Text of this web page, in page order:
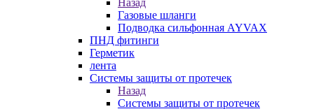
Назад
Газовые шланги
Подводка сильфонная AYVAX
ПНД фитинги
Герметик
лента
Системы защиты от протечек
Назад
Системы защиты от протечек